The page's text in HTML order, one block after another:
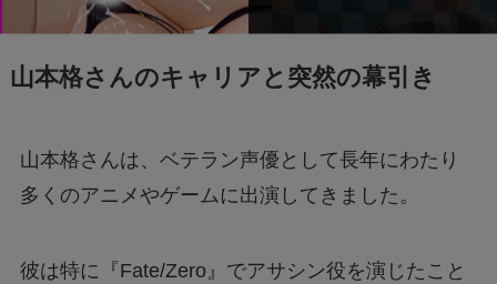
と対処法は？
【Switch2】抽選結果が表示されない？原因と
対策は？
話の手口と対処法を解説」
山本格さんのキャリアと突然の幕引き
山本格さんは、ベテラン声優として長年にわたり
多くのアニメやゲームに出演してきました。
彼は特に『Fate/Zero』でアサシン役を演じたこと